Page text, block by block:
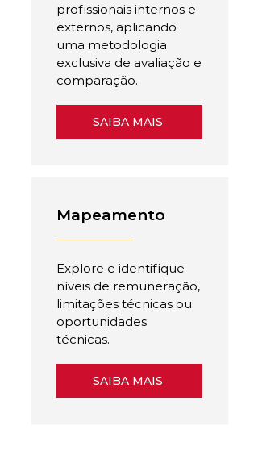
profissionais internos e
externos, aplicando
uma metodologia
exclusiva de avaliação e
comparação.
SAIBA MAIS
Mapeamento
Explore e identifique
níveis de remuneração,
limitações técnicas ou
oportunidades
técnicas.
SAIBA MAIS